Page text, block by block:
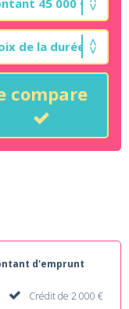
compare
d'emprunt
Crédit de 2 000 €